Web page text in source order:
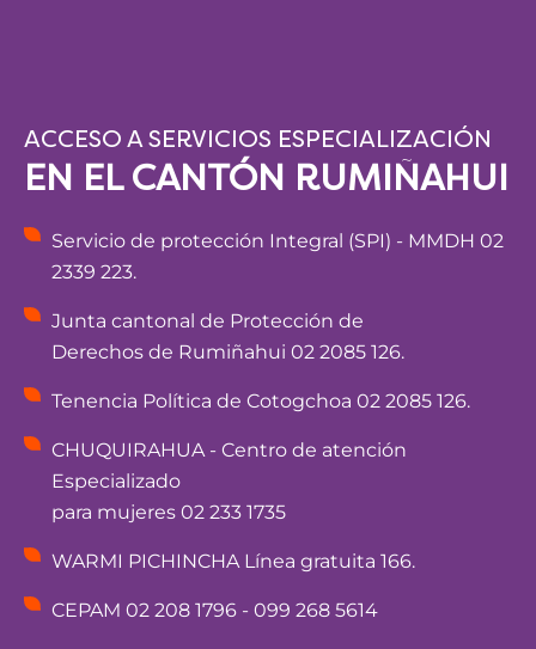
ACCESO A SERVICIOS ESPECIALIZACIÓN
EN EL CANTÓN RUMIÑAHUI
Servicio de protección Integral (SPI) - MMDH 02
2339 223.
Junta cantonal de Protección de
Derechos de Rumiñahui 02 2085 126.
Tenencia Política de Cotogchoa 02 2085 126.
CHUQUIRAHUA - Centro de atención
Especializado
para mujeres 02 233 1735
WARMI PICHINCHA Línea gratuita 166.
CEPAM 02 208 1796 - 099 268 5614